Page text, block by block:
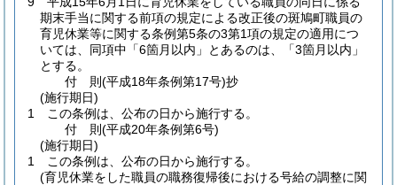
期末手当に関する前項の規定による改正後の斑鳩町職員の
育児休業等に関する条例第5条の3第1項の規定の適用につ
いては、同項中「6箇月以内」とあるのは、「3箇月以内」
とする。
付 則(平成18年条例第17号)抄
(施行期日)
1
この条例は、公布の日から施行する。
付 則(平成20年条例第6号)
(施行期日)
1
この条例は、公布の日から施行する。
(育児休業をした職員の職務復帰後における号給の調整に関